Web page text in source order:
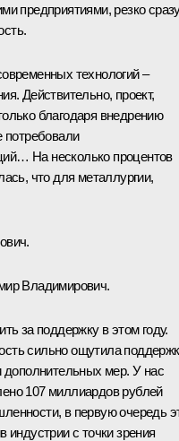
предприятиями, резко
технологий –
Действительно, проект,
благодаря внедрению
потребовали
На несколько процентов
что для металлургии,
Владимирович.
за поддержку в этом году.
сильно ощутила
дополнительных мер. У нас
107 миллиардов рублей
в первую очередь
индустрии с точки зрения